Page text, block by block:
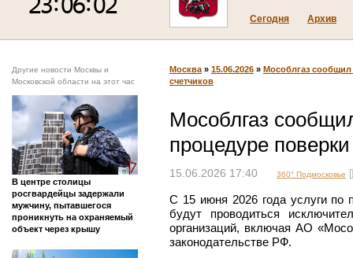
Сегодня Архив
Другие новости Москвы и
Московской области на этот час
В центре столицы
росгвардейцы задержали
мужчину, пытавшегося
проникнуть на охраняемый
объект через крышу
Москва » 15.06.2026 » Мособлгаз сообщил
счетчиков
Мособлгаз
процедуре
15.06.2026 17:40 360° Подмосковье
С 15 июня 2026 года услуги по
будут проводиться
организаций, включая АО
законодательстве РФ.